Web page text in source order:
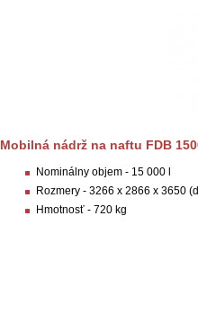
Mobilná nádrž na naftu FDB
Nominálny objem - 15 000 l
Rozmery - 3266 x 2866 x 3650
Hmotnosť - 720 kg